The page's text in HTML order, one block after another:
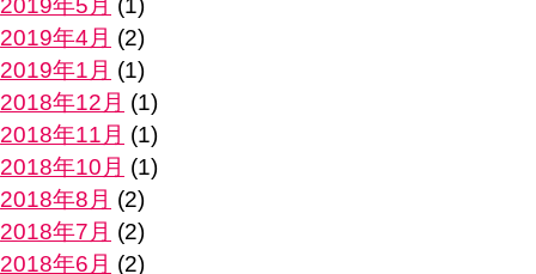
2019年5月 (1)
2019年4月 (2)
2019年1月 (1)
2018年12月 (1)
2018年11月 (1)
2018年10月 (1)
2018年8月 (2)
2018年7月 (2)
2018年6月 (2)